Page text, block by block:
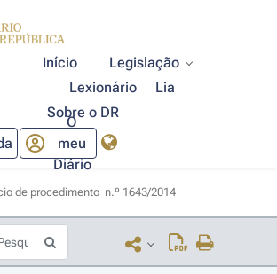
Início
Legislação
Lexionário
Lia
Sobre o DR
O
meu
Diário
de procedimento  n.º 1643/2014